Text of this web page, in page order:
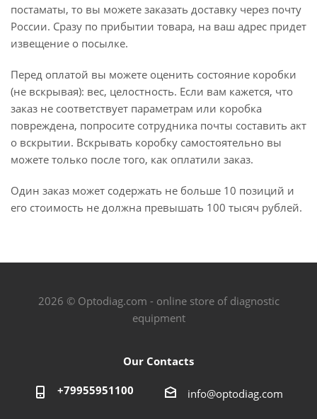
постаматы, то вы можете заказать доставку через почту
России. Сразу по прибытии товара, на ваш адрес придет
извещение о посылке.
Перед оплатой вы можете оценить состояние коробки
(не вскрывая): вес, целостность. Если вам кажется, что
заказ не соответствует параметрам или коробка
повреждена, попросите сотрудника почты составить акт
о вскрытии. Вскрывать коробку самостоятельно вы
можете только после того, как оплатили заказ.
Один заказ может содержать не больше 10 позиций и
его стоимость не должна превышать 100 тысяч рублей.
2026 © Optodiag.com - online store of diagnostic
equipment
Our Contacts
+79955951100 info@optodiag.com